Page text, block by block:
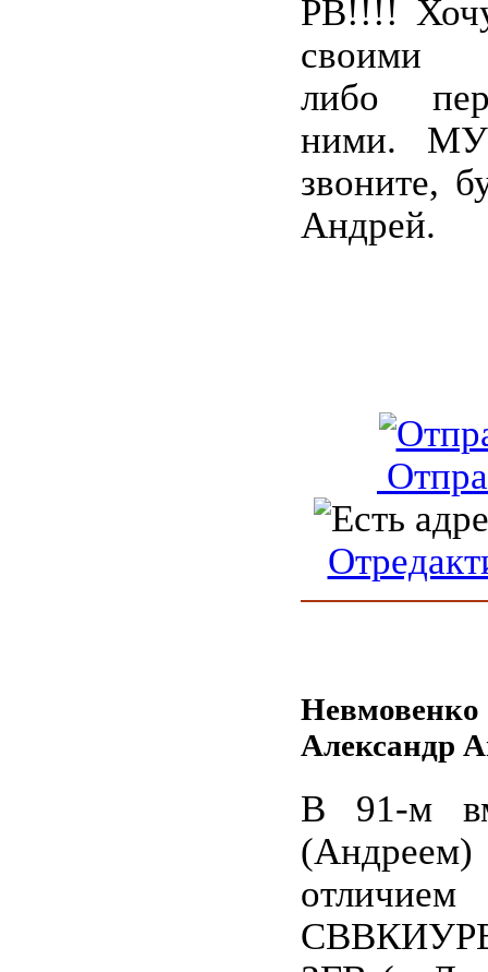
РВ!!!!
своими
либо
ними.
звоните,
Андрей.
Невмовенко
Александр
В 91-м
отличием